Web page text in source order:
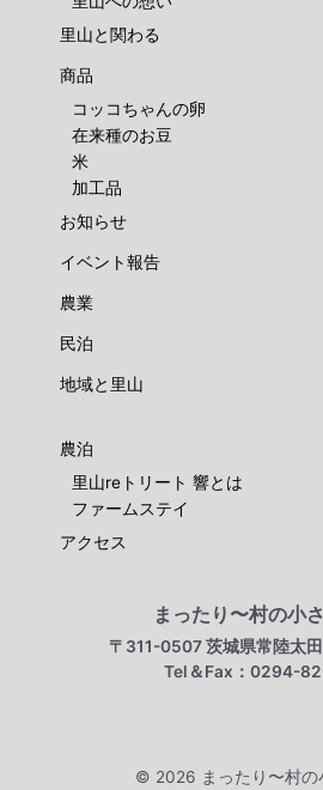
里山と関わる
商品
コッコちゃんの卵
在来種のお豆
米
加工品
お知らせ
イベント報告
農業
民泊
地域と里山
農泊
里山reトリート 響とは
ファームステイ
アクセス
まったり〜村の小
〒311-0507 茨城県常陸太
Tel＆Fax：0294-
© 2026 まったり〜村の